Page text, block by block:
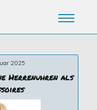
2025
Herrenuhren als